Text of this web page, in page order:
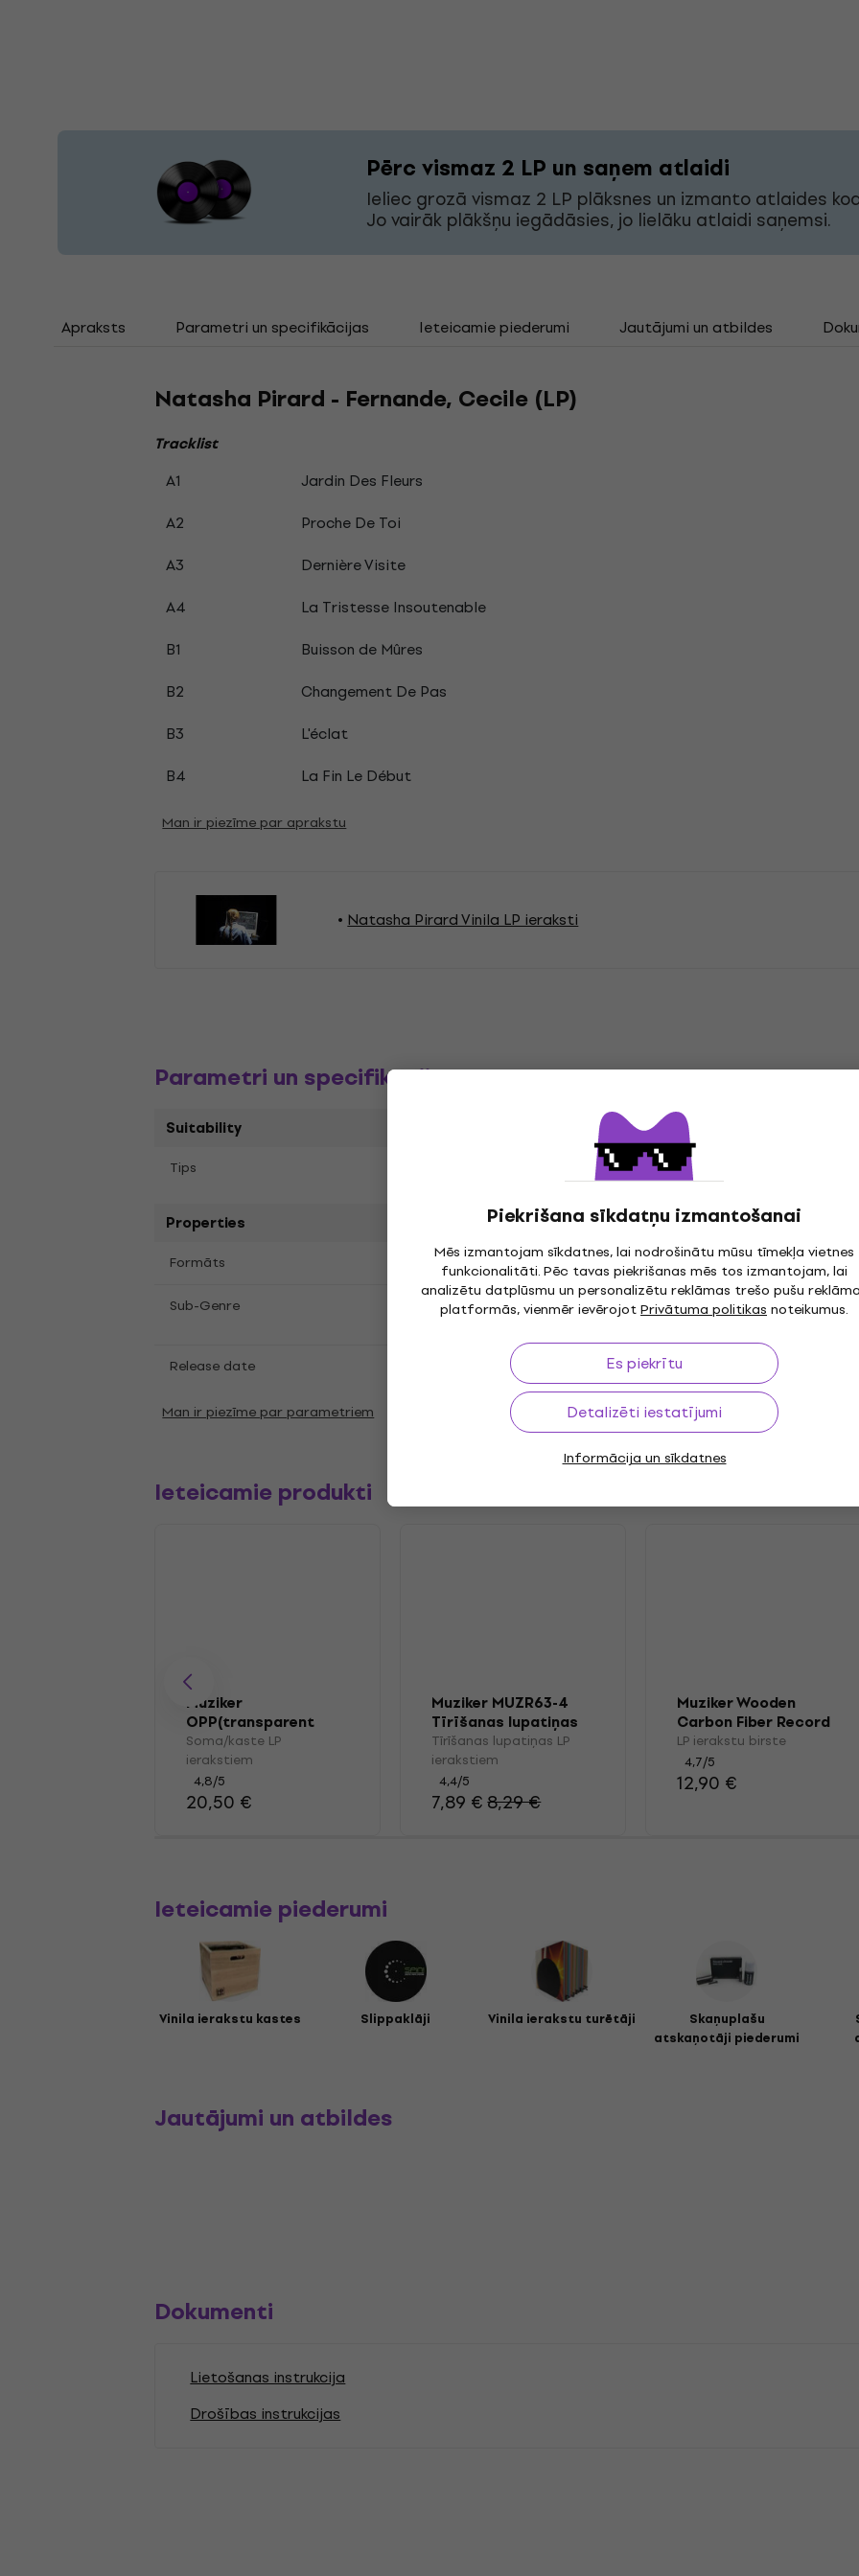
Piekrišana sīkdatņu izmantošanai
Mēs izmantojam sīkdatnes, lai nodrošinātu mūsu tīmekļa vietnes
funkcionalitāti. Pēc tavas piekrišanas mēs tos izmantojam, lai
analizētu datplūsmu un personalizētu reklāmas trešo pušu
platformās, vienmēr ievērojotPrivātuma politikasnoteikumus.
Es piekrītu
Detalizēti iestatījumi
Informācija un sīkdatnes
Pērc vismaz 2 LP un saņem atlaidi
Ieliec grozā vismaz 2 LP plāksnes un izmanto atlaides
Jo vairāk plākšņu iegādāsies, jo lielāku atlaidi saņemsi.
Apraksts Parametri un specifikācijas Ieteicamie piederumi Jautājumi un atbildes
Natasha Pirard - Fernande, Cecile (LP)
Tracklist
A1 Jardin Des Fleurs
A2
Proche De Toi
A3
Dernière Visite
A4
La Tristesse Insoutenable
B1
Buisson de Mûres
B2
Changement De Pas
B3
L'éclat
B4
La Fin Le Début
Man ir piezīme par aprakstu
Natasha Pirard Vinila LP ieraksti
Parametri un specifikācijas
Suitability
Tips
Properties
Formāts 12" Genre
Sub-Genre Abstract,Ambient,
Experimental
Release year
Release date Label
Man ir piezīme par parametriem
Ieteicamie produkti
Muziker
OPP(transparent
plastic) Vinyl Record
Outer Sleeve Pack
100
Soma/kaste LP
ierakstiem
4,8/5
20,50 €
Muziker MUZR63-4
Tīrīšanas lupatiņas
LP ierakstiem
Tīrīšanas lupatiņas LP
ierakstiem
4,4/5
7,89 €8,29 €
Muziker Wooden
Carbon Fiber Record
Brush
LP ierakstu birste
4,7/5
12,90 €
Ieteicamie piederumi
Vinila ierakstu kastes Slippaklāji Vinila ierakstu turētāji
Skaņuplašu
atskaņotāji piederumi
Jautājumi un atbildes
Dokumenti
Lietošanas instrukcija
Drošības instrukcijas